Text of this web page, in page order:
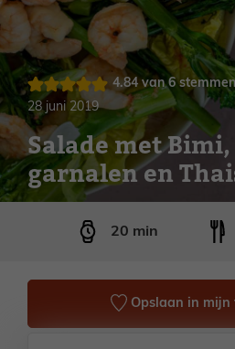
28 juni 2019
4.84van6stemmen
Salade met
garnalen en
20minuten
min
Opslaan in mijn